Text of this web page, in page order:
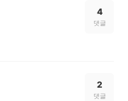
4
댓글
2
댓글